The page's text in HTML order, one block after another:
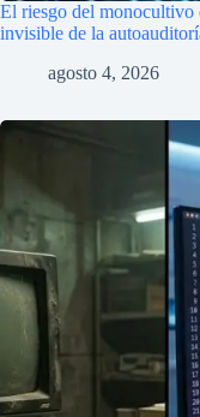
El riesgo del
invisible de la
agosto 4, 2026